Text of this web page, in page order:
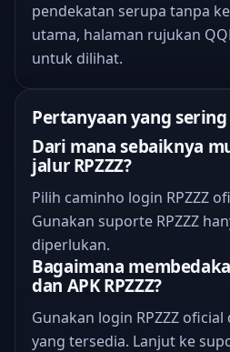
pendekatan serupa tanpa
utama, halaman rujukan
untuk dilihat.
Pertanyaan yang
Dari mana sebaiknya
jalur RPZZZ?
Pilih caminho login RPZZZ
Gunakan suporte RPZZZ
diperlukan.
Bagaimana
dan APK RPZZZ?
Gunakan login RPZZZ
yang tersedia. Lanjut ke